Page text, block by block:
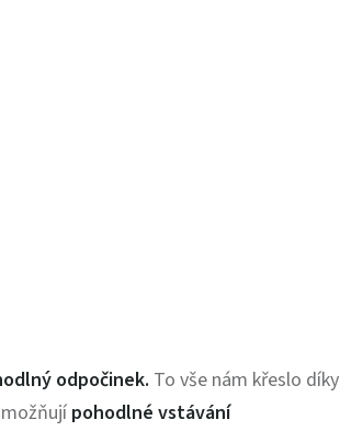
odpočinek. To vše nám křeslo díky
pohodlné vstávání